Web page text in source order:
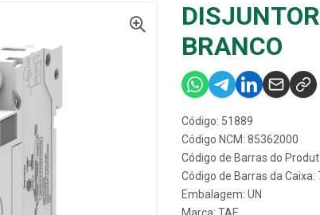
BRANCO
Código: 51889
Código NCM: 85362000
Código de Barras do
Código de Barras da
Embalagem: UN